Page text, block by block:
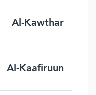
Al-Kawthar
Al-Kaafiruun